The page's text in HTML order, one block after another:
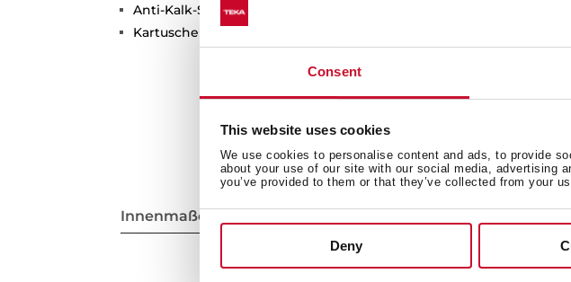
Consent
This website uses cookies
We use cookies to personalise content and ads, to provide
about your use of our site with our social media, advertising
you’ve provided to them or that they’ve collected from your
Deny
Anti-Kalk-Strahlregler
Kartusche mit Keramikscheiben für hohe Lebensdauer
Innenmaße